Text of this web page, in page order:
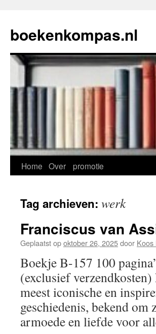
de
inhoud
boekenkompas.nl
Home Over promotie
Tag archieven: werk
Franciscus van
Geplaatst opoktober 26, 2025door Koos
Boekje B-157 100
(exclusief
meest iconische en
geschiedenis, bekend
armoede en liefde voor